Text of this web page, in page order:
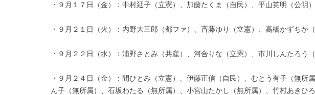
・９月１７日（金）：中村延子（立憲）、加藤たくま（自民）、平山英明（公明
・９月２１日（火）：内野大三郎（都ファ）、斉藤ゆり（立憲）、高橋かずちか
・９月２２日（水）：浦野さとみ（共産）、河合りな（立憲）、市川しんたろう
・９月２４日（金）：間ひとみ（立憲）、伊藤正信（自民）、むとう有子（無所
ん子（無所属）、石坂わたる（無所属）、小宮山たかし（無所属）、竹村あきひ